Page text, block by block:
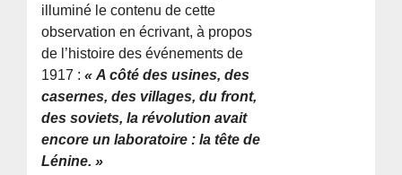
illuminé le contenu de cette
observation en écrivant, à propos
de l’histoire des événements de
1917 :« A côté des usines, des
casernes, des villages, du front,
des soviets, la révolution avait
encore un laboratoire : la tête de
Lénine. »